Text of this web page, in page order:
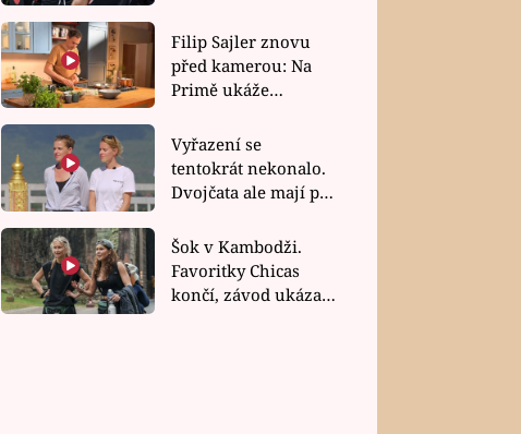
Filip Sajler znovu
před kamerou: Na
Primě ukáže
rychlé recepty
Vyřazení se
tentokrát nekonalo.
Dvojčata ale mají po
závodu nůž na krku
Šok v Kambodži.
Favoritky Chicas
končí, závod ukázal